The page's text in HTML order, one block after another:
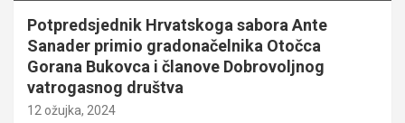
Potpredsjednik Hrvatskoga sabora Ante
Sanader primio gradonačelnika Otočca
Gorana Bukovca i članove Dobrovoljnog
vatrogasnog društva
12 ožujka, 2024